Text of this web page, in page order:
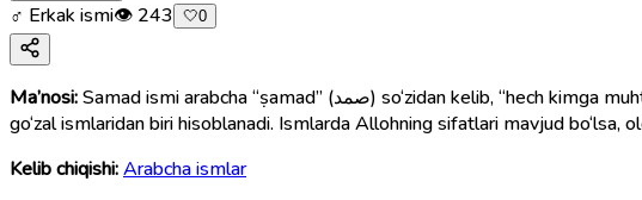
♂ Erkak ismi👁 243 🤍0
Ma’nosi:Samad ismi arabcha “ṣamad” (صمد) so‘zidan kelib, “hech kimga muhtoj bo‘lmagan, lekin hamma Unga muhtoj bo‘lgan yagona suyanchiq Zot” degan ma’noni anglatadi va Allohning 99 ta
go‘zal ismlaridan biri hisoblanadi. Ismlarda Allohning sifatlari mavjud bo‘lsa,
Kelib chiqishi:Arabcha ismlar